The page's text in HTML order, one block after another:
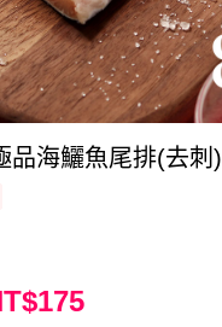
品海鱺魚尾排(去刺)